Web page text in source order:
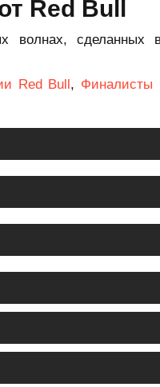
Red Bull
волнах,
Red Bull, Финалисты